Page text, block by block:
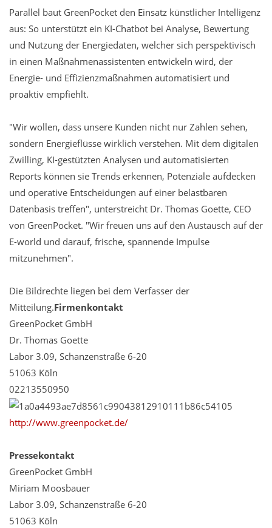
Parallel baut GreenPocket den Einsatz künstlicher Intelligenz
aus: So unterstützt ein KI-Chatbot bei Analyse, Bewertung
und Nutzung der Energiedaten, welcher sich perspektivisch
in einen Maßnahmenassistenten entwickeln wird, der
Energie- und Effizienzmaßnahmen automatisiert und
proaktiv empfiehlt.
"Wir wollen, dass unsere Kunden nicht nur Zahlen sehen,
sondern Energieflüsse wirklich verstehen. Mit dem digitalen
Zwilling, KI-gestützten Analysen und automatisierten
Reports können sie Trends erkennen, Potenziale aufdecken
und operative Entscheidungen auf einer belastbaren
Datenbasis treffen", unterstreicht Dr. Thomas Goette, CEO
von GreenPocket. "Wir freuen uns auf den Austausch auf der
E-world und darauf, frische, spannende Impulse
mitzunehmen".
Die Bildrechte liegen bei dem Verfasser der
Mitteilung.Firmenkontakt
GreenPocket GmbH
Dr. Thomas Goette
Labor 3.09, Schanzenstraße 6-20
51063 Köln
02213550950
http://www.greenpocket.de/
Pressekontakt
GreenPocket GmbH
Miriam Moosbauer
Labor 3.09, Schanzenstraße 6-20
51063 Köln